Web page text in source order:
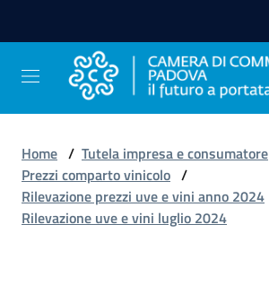
Avviare
Impresa
Home / Tutela impresa e consumatore
Prezzi comparto vinicolo /
Rilevazione prezzi uve e vini anno 2024
Rilevazione uve e vini luglio 2024